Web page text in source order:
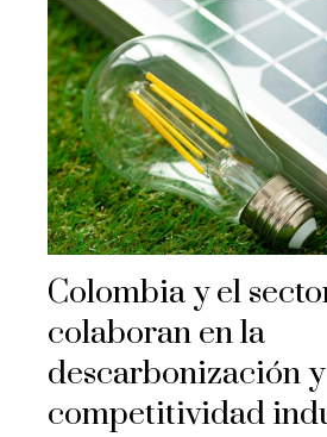
Colombia y el
colaboran en la
descarbonización y
competitividad